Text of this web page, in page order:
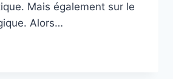
Mais également sur le
Alors…